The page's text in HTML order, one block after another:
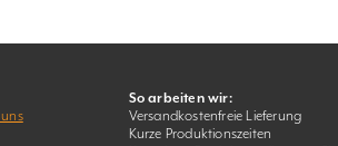
So arbeiten wir:
Versandkostenfreie Lieferung
Kurze Produktionszeiten